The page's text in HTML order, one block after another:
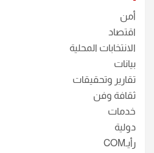
أمن
اقتصاد
الانتخابات المحلية
بيانات
تقارير وتحقيقات
ثقافة وفن
خدمات
دولية
رأيـCOM